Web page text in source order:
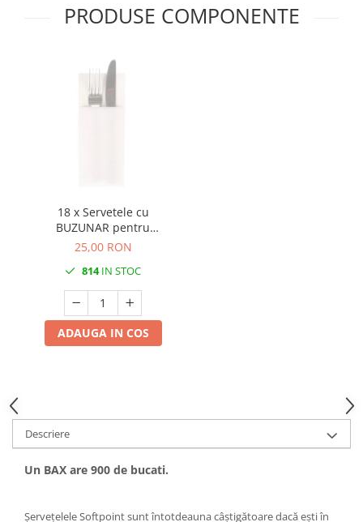
PRODUSE COMPONENTE
18 x Servetele cu
BUZUNAR pentru
tacamuri - Softpoint (Alb)
25,00 RON
814IN STOC
ADAUGA IN COS
Descriere
Un BAX are 900 de bucati.
Șervețelele Softpoint sunt întotdeauna câștigătoare dacă ești în